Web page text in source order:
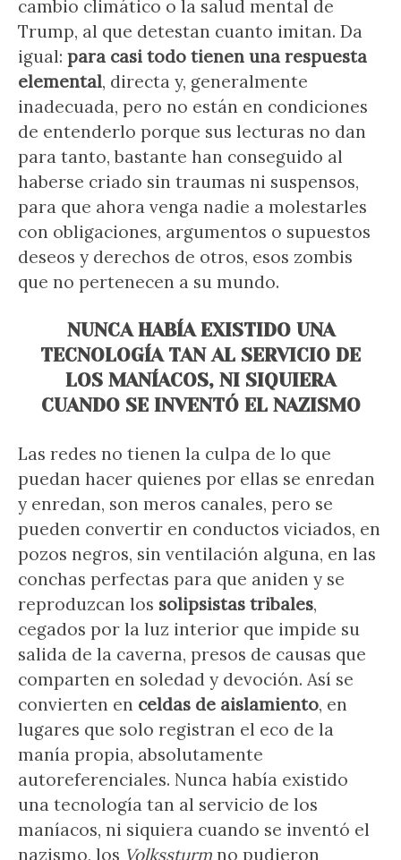
cambio climático o la salud mental de
Trump, al que detestan cuanto imitan. Da
igual: para casi todo tienen una respuesta
elemental, directa y, generalmente
inadecuada, pero no están en condiciones
de entenderlo porque sus lecturas no dan
para tanto, bastante han conseguido al
haberse criado sin traumas ni suspensos,
para que ahora venga nadie a molestarles
con obligaciones, argumentos o supuestos
deseos y derechos de otros, esos zombis
que no pertenecen a su mundo.
NUNCA HABÍA EXISTIDO UNA
TECNOLOGÍA TAN AL SERVICIO DE
LOS MANÍACOS, NI SIQUIERA
CUANDO SE INVENTÓ EL NAZISMO
Las redes no tienen la culpa de lo que
puedan hacer quienes por ellas se enredan
y enredan, son meros canales, pero se
pueden convertir en conductos viciados, en
pozos negros, sin ventilación alguna, en las
conchas perfectas para que aniden y se
reproduzcan los solipsistas tribales,
cegados por la luz interior que impide su
salida de la caverna, presos de causas que
comparten en soledad y devoción. Así se
convierten en celdas de aislamiento, en
lugares que solo registran el eco de la
manía propia, absolutamente
autoreferenciales. Nunca había existido
una tecnología tan al servicio de los
maníacos, ni siquiera cuando se inventó el
nazismo, los Volkssturm no pudieron